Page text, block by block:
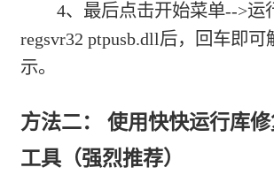
4、最后点击开始菜单-->运
regsvr32 ptpusb.dll后，回车即可
示。
方法二： 使用快快运行库
工具（强烈推荐）